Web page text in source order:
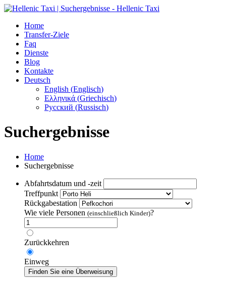
Home
Transfer-Ziele
Faq
Dienste
Blog
Kontakte
Deutsch
English (Englisch)
Ελληνικά (Griechisch)
Русский (Russisch)
Suchergebnisse
Home
Suchergebnisse
Abfahrtsdatum und -zeit
Treffpunkt
Rückgabestation
Wie viele Personen (einschließlich Kinder)?
Zurückkehren
Einweg
Finden Sie eine Überweisung